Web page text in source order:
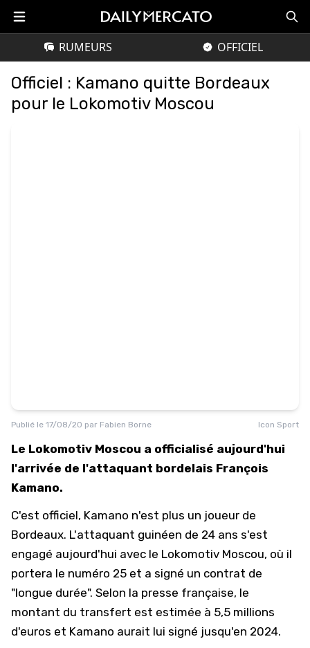
RUMEURS OFFICIEL
Officiel : Kamano quitte Bordeaux
pour le Lokomotiv Moscou
Publié le 17/08/20 par Fabien Borne Icon Sport
Le Lokomotiv Moscou a officialisé aujourd'hui
l'arrivée de l'attaquant bordelais François
Kamano.
C'est officiel, Kamano n'est plus un joueur de
Bordeaux. L'attaquant guinéen de 24 ans s'est
engagé aujourd'hui avec le Lokomotiv Moscou, où il
portera le numéro 25 et a signé un contrat de
"longue durée". Selon la presse française, le
montant du transfert est estimée à 5,5 millions
d'euros et Kamano aurait lui signé jusqu'en 2024.